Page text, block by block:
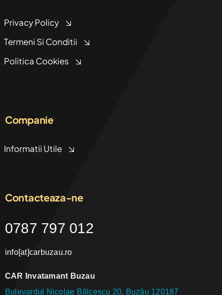
Privacy Policy
Termeni Si Conditii
Politica Cookies
Companie
Informatii Utile
Contacteaza-ne
0787 797 012
info[at]carbuzau.ro
CAR Invatamant Buzau
Bulevardul Nicolae Bălcescu 20, Buzău 120187